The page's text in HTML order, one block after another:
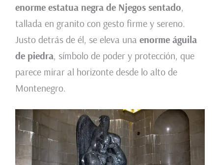
enorme estatua negra de Njegos sentado,
tallada en granito con gesto firme y sereno.
Justo detrás de él, se eleva una enorme águila
de piedra, símbolo de poder y protección, que
parece mirar al horizonte desde lo alto de
Montenegro.